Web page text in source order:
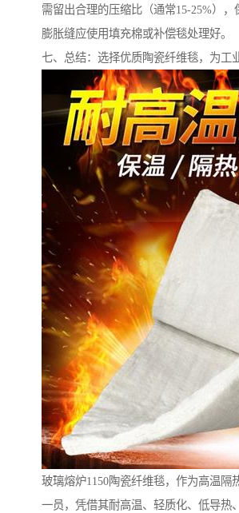
需留出合理的压缩比（通常15-25%），
膨胀缝应使用填充棉或补偿毯处理好。
七、总结：选择优质陶瓷纤维毯，为工
玻璃熔炉1150陶瓷纤维毯，作为高温隔
一员，凭借其耐高温、轻质化、低导热